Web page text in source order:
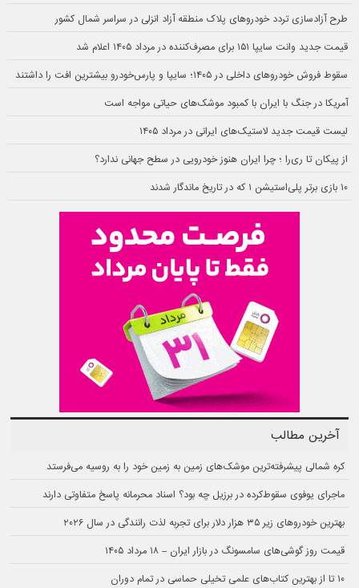
طرح آزادسازی تردد خودروهای پلاک منطقه آزاد انزلی در سراسر شمال کشور
قیمت جدید وانت سایپا ۱۵۱ برای مصرف‌کننده در مرداد ۱۴۰۵ اعلام شد
سقوط فروش خودروهای داخلی در ۱۴۰۵؛ سایپا و پارس‌خودرو بیشترین افت را داشتند
آمریکا در جنگ با ایران با کمبود موشک‌های حیاتی مواجه است
لیست قیمت جدید لاستیک‌های ایرانی در مرداد ۱۴۰۵
از پیکان تا ری‌را ؛ چرا ایران هنوز خودرویی در سطح جهانی ندارد؟
۱۰ بازی برتر پلی‌استیشن ۱ که در تاریخ ماندگار شدند
آخرین مطالب
کره شمالی پیشرفته‌ترین موشک‌های زمین به زمین خود را به روسیه می‌فرستد
ماجرای یوفوی سقوط‌کرده در برزیل چه بود؟ اسناد محرمانه پاسخ متفاوتی دارند
بهترین خودروهای زیر ۳۵ هزار دلار برای تجربه لذت رانندگی در سال ۲۰۲۶
قیمت روز گوشی‌های سامسونگ در بازار ایران – ۱۸ مرداد ۱۴۰۵
۱۰ تا از بهترین کتاب‌های علمی تخیلی حماسی در تمام دوران